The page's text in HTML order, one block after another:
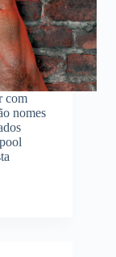
com
nomes